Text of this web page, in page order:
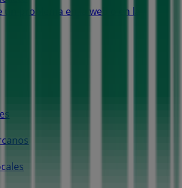
problema en la web o en la